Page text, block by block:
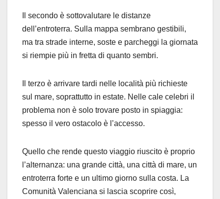
Il secondo è sottovalutare le distanze
dell’entroterra. Sulla mappa sembrano gestibili,
ma tra strade interne, soste e parcheggi la giornata
si riempie più in fretta di quanto sembri.
Il terzo è arrivare tardi nelle località più richieste
sul mare, soprattutto in estate. Nelle cale celebri il
problema non è solo trovare posto in spiaggia:
spesso il vero ostacolo è l’accesso.
Quello che rende questo viaggio riuscito è proprio
l’alternanza: una grande città, una città di mare, un
entroterra forte e un ultimo giorno sulla costa. La
Comunità Valenciana si lascia scoprire così,